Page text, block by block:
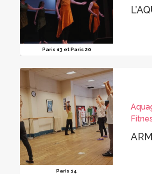
Paris 13 et Paris 20
Paris 14